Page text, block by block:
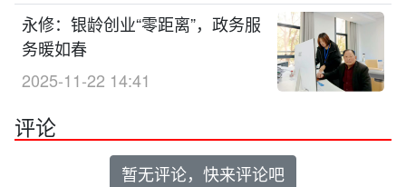
永修：银龄创业“零距离”，政务服
务暖如春
2025-11-22 14:41
评论
暂无评论，快来评论吧